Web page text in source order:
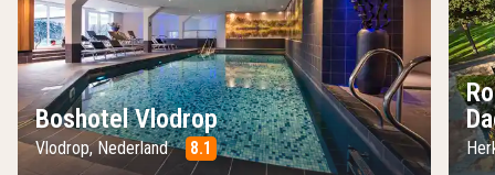
Boshotel Vlodrop
Vlodrop, Nederland 8.1